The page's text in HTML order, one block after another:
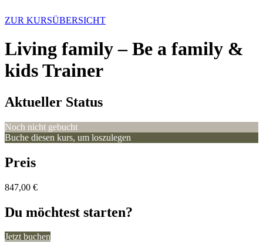
Inhalt
ZUR KURSÜBERSICHT
Living family – Be a family &
kids Trainer
Aktueller Status
Noch nicht gebucht
Buche diesen kurs, um loszulegen
Preis
847,00 €
Du möchtest starten?
Jetzt buchen